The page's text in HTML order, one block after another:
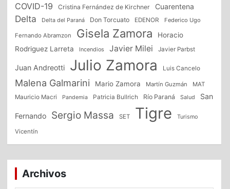
COVID-19 Cristina Fernández de Kirchner Cuarentena
Delta Delta del Paraná Don Torcuato EDENOR Federico Ugo
Fernando Abramzon Gisela Zamora
Horacio
Rodriguez Larreta
Incendios Javier Milei Javier Parbst
Juan Andreotti Julio Zamora Luis Cancelo
Malena Galmarini Mario Zamora Martín Guzmán
MAT
Mauricio Macri
Pandemia Patricia Bullrich Río Paraná Salud San
Fernando Sergio Massa SET Tigre Turismo
Vicentín
Archivos